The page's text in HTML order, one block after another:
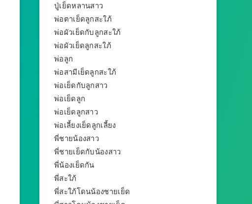
ปู่เย็ดหลานสาว
พ่อตาเย็ดลูกสะใภ้
พ่อผัวเย็ดกับลูกสะใภ้
พ่อผัวเย็ดลูกสะใภ้
พ่อลูก
พ่อสามีเย็ดลูกสะใภ้
พ่อเย็ดกับลูกสาว
พ่อเย็ดลูก
พ่อเย็ดลูกสาว
พ่อเลี้ยงเย็ดลูกเลี้ยง
พี่ชายน้องสาว
พี่ชายเย็ดกับน้องสาว
พี่น้องเย็ดกัน
พี่สะใภ้
พี่สะใภ้โดนน้องชายเย็ด